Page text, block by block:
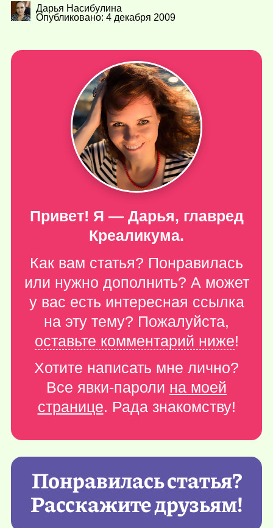
Дарья Насибулина
Опубликовано: 4 декабря 2009
Привет! Я — Дарья, главред
Креаликума.
Как вам статья? Понравилась
или нужно дополнить? А может
у вас есть интересная ссылка
на эту тему? Пожалуйста,
оставьте комментарий ниже!
Хотите написать мне лично?
Все явки-пароли на моей
странице. Рада знакомству!
Понравилась статья?
Расскажите друзьям!